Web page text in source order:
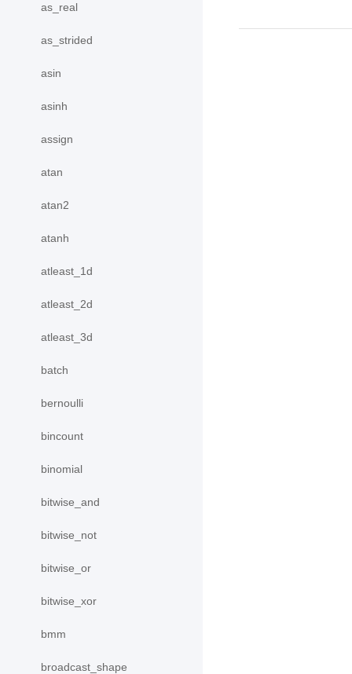
as_real
as_strided
asin
asinh
assign
atan
atan2
atanh
atleast_1d
atleast_2d
atleast_3d
batch
bernoulli
bincount
binomial
bitwise_and
bitwise_not
bitwise_or
bitwise_xor
bmm
broadcast_shape